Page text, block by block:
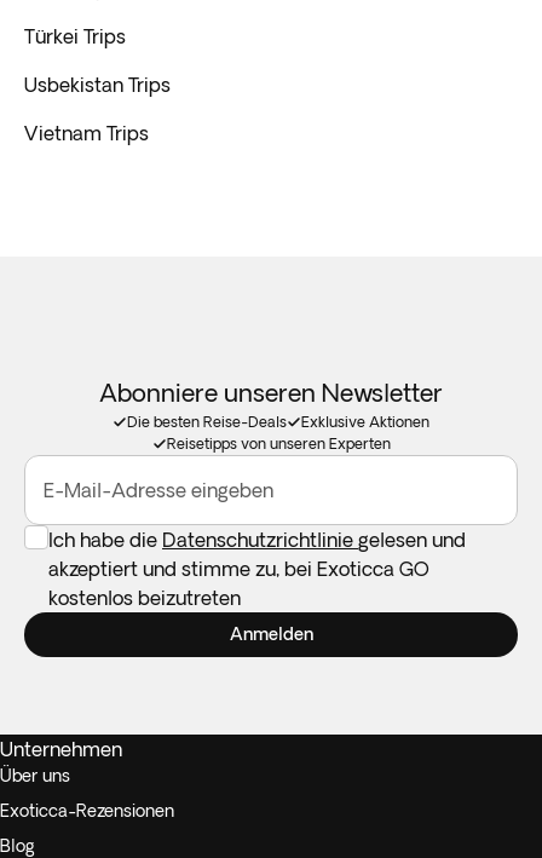
Türkei Trips
Usbekistan Trips
Vietnam Trips
Abonniere unseren Newsletter
Die besten Reise-Deals
Exklusive Aktionen
Reisetipps von unseren Experten
E-Mail-Adresse eingeben
Ich habe die Datenschutzrichtlinie gelesen und
akzeptiert und stimme zu, bei Exoticca GO
kostenlos beizutreten
Anmelden
Unternehmen
Über uns
Exoticca-Rezensionen
Blog